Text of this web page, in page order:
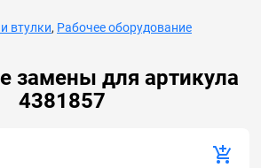
замены для артикула
4381857
втулки, Рабочее оборудование